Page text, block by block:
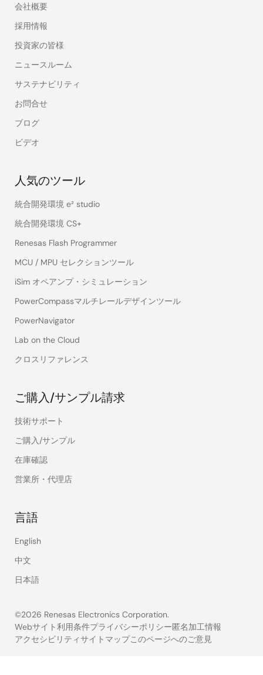
会社概要
採用情報
投資家の皆様
ニュースルーム
サステナビリティ
お問合せ
ブログ
ビデオ
人気のツール
統合開発環境 e² studio
統合開発環境 CS+
Renesas Flash Programmer
MCU / MPU セレクションツール
iSim オペアンプ・シミュレーション
PowerCompassマルチレールデザインツール
PowerNavigator
Lab on the Cloud
クロスリファレンス
ご購入/サンプル請求
技術サポート
ご購入/サンプル
在庫確認
営業所・代理店
言語
English
中文
日本語
©2026 Renesas Electronics Corporation.
Legal
Webサイト利用条件プライバシーポリシー匿名加工情報
アクセシビリティサイトマップこのページへのご意見